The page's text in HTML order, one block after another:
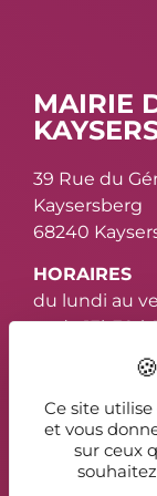
MAIRIE
39 Rue du
Kaysersberg
68240
HORAIRES
du lundi au
et de 13h30 à
Contact
Ce site utilise
et vous
sur ceux